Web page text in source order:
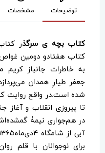
توضیحات مشخصات
کتاب بچه ی سرگذر
کتاب هفتادو دومین
به خاطرات جانباز کریم
جعفر طیارِ همدان
شده است.در واقع روایت
تا پیروزی انقلاب و آغاز
در هم‌جواری نیمۀ
برای نوجوانان با قلم